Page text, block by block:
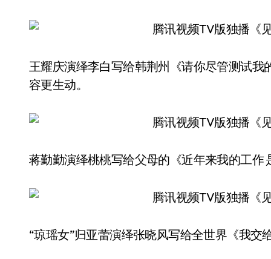
王耀庆演绎李白写给韩荆州《请你尽管测试
容更生动。
蒋勤勤演绎桃桃写给父母的《近年来我的工
“琼瑶女”归亚蕾演绎张晓风写给全世界《我